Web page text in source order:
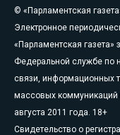
© «Парламентская
Электронное
«Парламентская газета»
Федеральной службе по
связи, информационных
массовых коммуникаций
августа 2011 года. 18+
Свидетельство о